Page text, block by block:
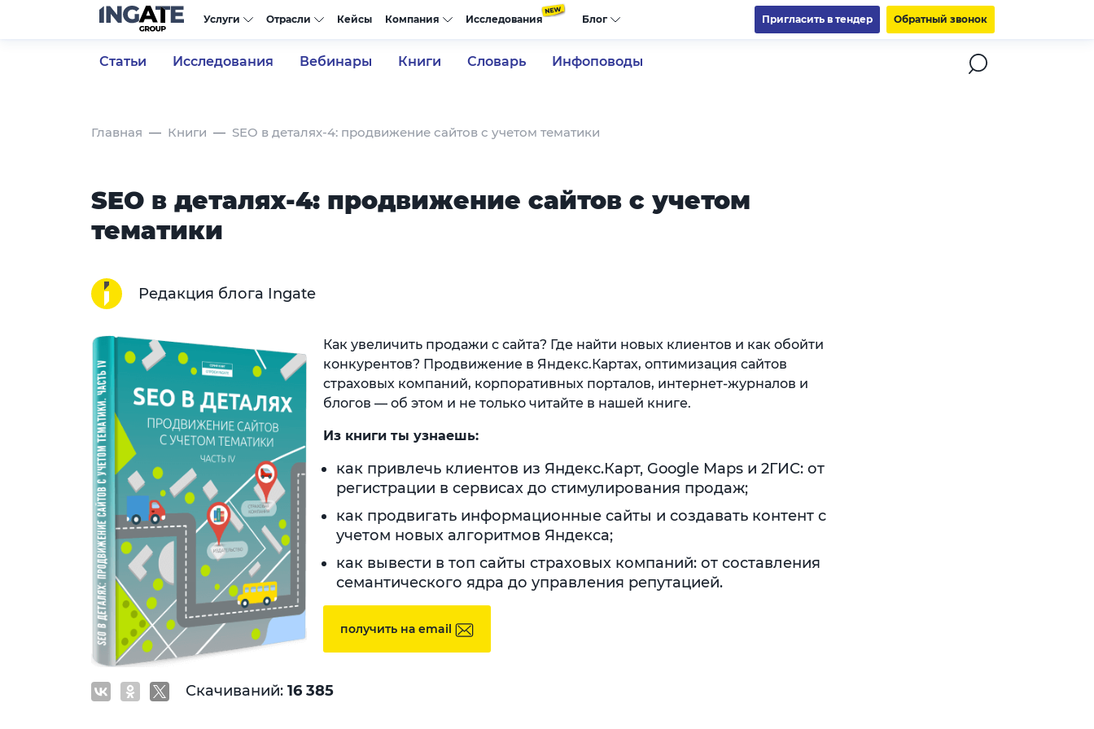
Услуги Отрасли Кейсы Компания Исследования Блог Пригласить в тендер Обратный звонок
Статьи Исследования Вебинары Книги Словарь Инфоповоды
Главная Книги SEO в деталях-4: продвижение сайтов с учетом тематики
SEO в деталях-4: продвижение сайтов с учетом
тематики
Редакция блога Ingate
Как увеличить продажи с сайта? Где найти новых клиентов и как обойти
конкурентов? Продвижение в Яндекс.Картах, оптимизация сайтов
страховых компаний, корпоративных порталов, интернет-журналов и
блогов — об этом и не только читайте в нашей книге.
Из книги ты узнаешь:
как привлечь клиентов из Яндекс.Карт, Google Maps и 2ГИС: от
регистрации в сервисах до стимулирования продаж;
как продвигать информационные сайты и создавать контент с
учетом новых алгоритмов Яндекса;
как вывести в топ сайты страховых компаний: от составления
семантического ядра до управления репутацией.
получить на email
Скачиваний: 16 385